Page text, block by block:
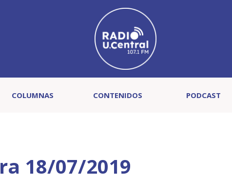
COLUMNAS CONTENIDOS PODCAST
18/07/2019